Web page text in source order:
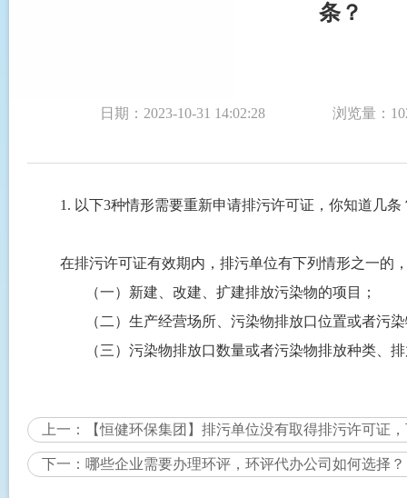
条？
日期：2023-10-31 14:02:28 浏览量：
1. 以下3种情形需要重新申请排污许可证，你知道几条
在排污许可证有效期内，排污单位有下列情形之一的
（一）新建、改建、扩建排放污染物的项目；
（二）生产经营场所、污染物排放口位置或者污染
（三）污染物排放口数量或者污染物排放种类、排
上一： 【恒健环保集团】排污单位没有取得排污许可证
下一： 哪些企业需要办理环评，环评代办公司如何选择？